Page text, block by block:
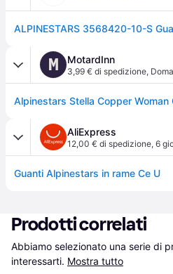
M MotardInn
3,99 € di spedizione,
AliExpress
12,00 € di spedizione, 6
Guanti Alpinestars in rame Ce U
Prodotti correlati
Abbiamo selezionato una serie di
interessarti. Mostra tutto